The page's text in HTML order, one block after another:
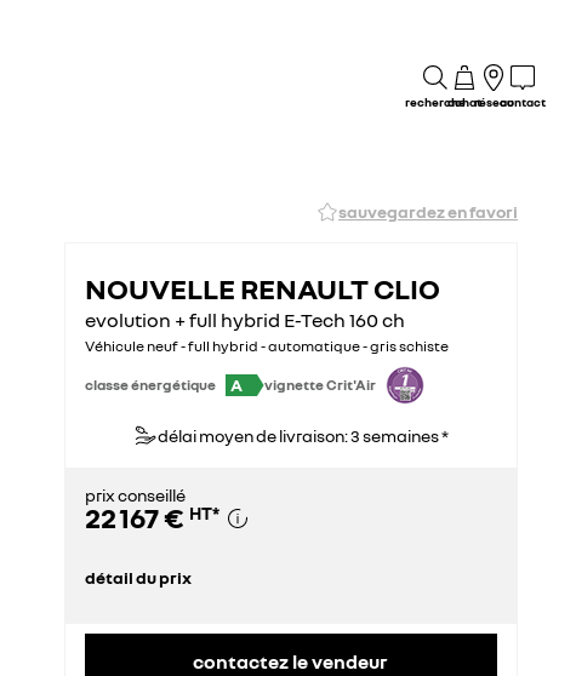
rechercheachatréseaucontact
sauvegardez en favori
NOUVELLE RENAULT CLIO
evolution + full hybrid E-Tech 160 ch
Véhicule neuf - full hybrid - automatique - gris schiste
classe énergétique A vignette Crit'Air
délai moyen de livraison: 3 semaines *
prix conseillé
22 167 € HT*
détail du prix
contactez le vendeur